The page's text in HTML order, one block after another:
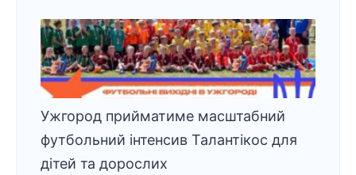
Ужгород прийматиме масштабний
футбольний інтенсив Талантікос для
дітей та дорослих